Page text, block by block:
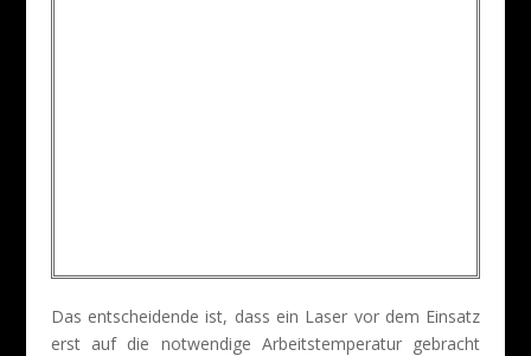
Das entscheidende ist, dass ein Laser vor dem Einsatz
erst auf die notwendige Arbeitstemperatur gebracht